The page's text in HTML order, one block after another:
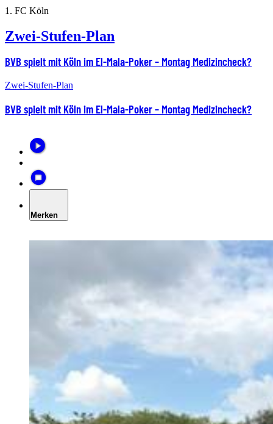
1. FC Köln
Zwei-Stufen-Plan
BVB spielt mit Köln im El-Mala-Poker – Montag Medizincheck?
Zwei-Stufen-Plan
BVB spielt mit Köln im El-Mala-Poker – Montag Medizincheck?
Merken